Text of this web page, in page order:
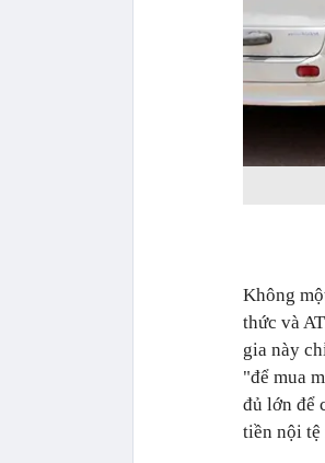
Không
thức và
gia này
"để mua
đủ lớn để
tiền nội tệ